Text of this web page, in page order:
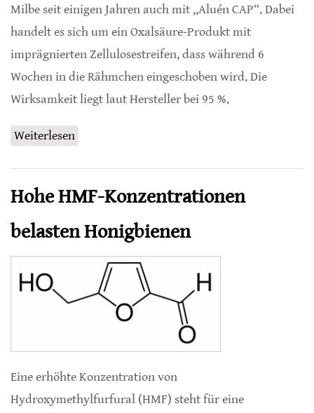
Milbe seit einigen Jahren auch mit „Aluén CAP“. Dabei
handelt es sich um ein Oxalsäure-Produkt mit
imprägnierten Zellulosestreifen, dass während 6
Wochen in die Rähmchen eingeschoben wird. Die
Wirksamkeit liegt laut Hersteller bei 95 %.
Weiterlesen
Hohe HMF-Konzentrationen
belasten Honigbienen
Eine erhöhte Konzentration von
Hydroxymethylfurfural (HMF) steht für eine